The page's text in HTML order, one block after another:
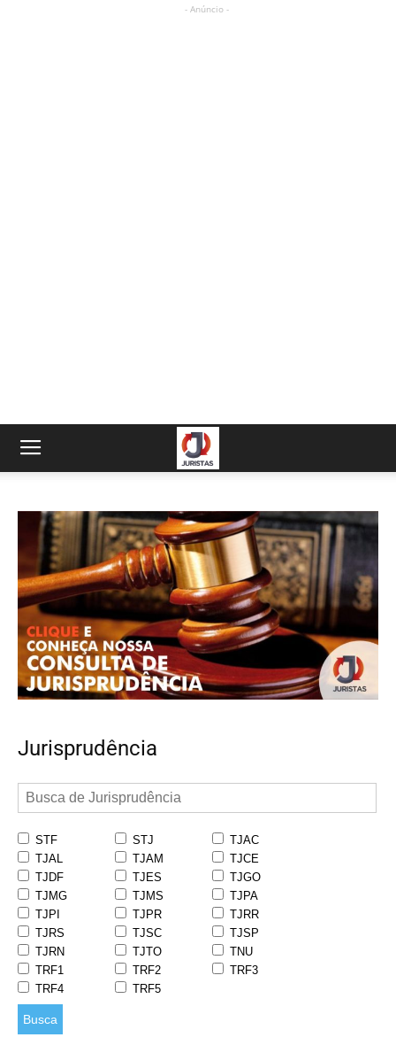
- Anúncio -
Jurisprudência
STF STJ
TJAC
TJAL
TJAM
TJCE
TJDF
TJES
TJGO
TJMG
TJMS
TJPA
TJPI
TJPR
TJRR
TJRS
TJSC
TJSP
TJRN
TJTO
TNU
TRF1
TRF2
TRF3
TRF4
TRF5
Busca